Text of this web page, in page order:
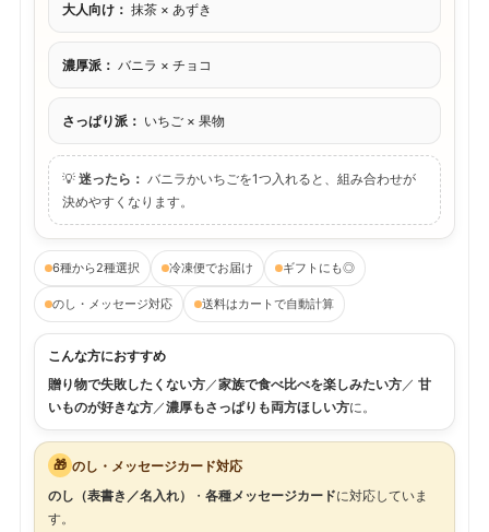
大人向け： 抹茶 × あずき
濃厚派： バニラ × チョコ
さっぱり派： いちご × 果物
💡 迷ったら： バニラかいちごを1つ入れると、組み合わせが
決めやすくなります。
6種から2種選択 冷凍便でお届け ギフトにも◎
のし・メッセージ対応 送料はカートで自動計算
こんな方におすすめ
贈り物で失敗したくない方／家族で食べ比べを楽しみたい方／ 甘
いものが好きな方／濃厚もさっぱりも両方ほしい方に。
🎁 のし・メッセージカード対応
のし（表書き／名入れ）
・ 各種メッセージカードに対応していま
す。